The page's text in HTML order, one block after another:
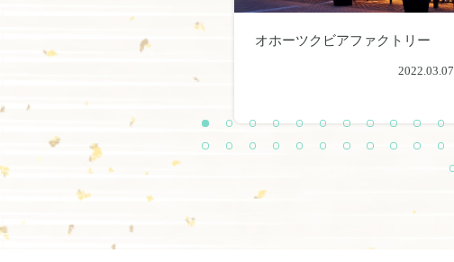
オホーツクビアファクトリー
2022.03.07
1 2 3 4 5 6 7 8 9
1
0
1
1
3
3
3
3
4
4
4
4
4
4
4
6